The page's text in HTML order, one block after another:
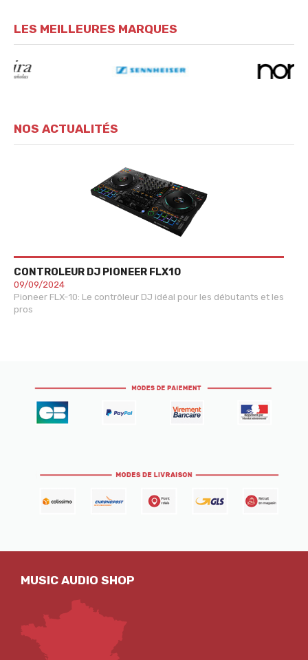
LES MEILLEURES MARQUES
NOS ACTUALITÉS
CONTROLEUR DJ PIONEER FLX10
09/09/2024
Pioneer FLX-10: Le contrôleur DJ idéal pour les débutants et les
pros